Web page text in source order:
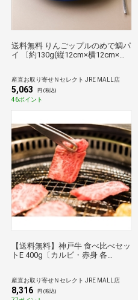
送料無料 りんごップルのめで鯛パ
イ 〔約130g(縦12cm×横12cm×高
産直お取り寄せＮセレクト JRE MALL店
5,063 円 (税込)
46ポイント
【送料無料】神戸牛 食べ比べセッ
トE 400g〔カルビ・赤身 各
産直お取り寄せＮセレクト JRE MALL店
8,316 円 (税込)